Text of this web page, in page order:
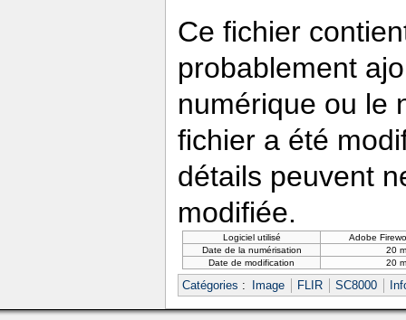
Ce fichier
probablement
numérique ou le
fichier a été
détails peuvent
modifiée.
Logiciel utilisé
Adobe
Date de la numérisation
20
Date de modification
20
Catégories : Image FLIR SC8000